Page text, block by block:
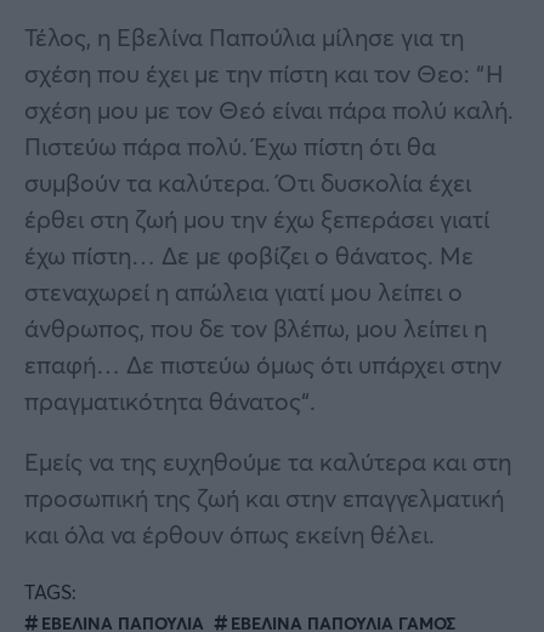
Τέλος, η Εβελίνα Παπούλια μίλησε για τη
σχέση που έχει με την πίστη και τον Θεο: “Η
σχέση μου με τον Θεό είναι πάρα πολύ καλή.
Πιστεύω πάρα πολύ. Έχω πίστη ότι θα
συμβούν τα καλύτερα. Ότι δυσκολία έχει
έρθει στη ζωή μου την έχω ξεπεράσει γιατί
έχω πίστη… Δε με φοβίζει ο θάνατος. Με
στεναχωρεί η απώλεια γιατί μου λείπει ο
άνθρωπος, που δε τον βλέπω, μου λείπει η
επαφή… Δε πιστεύω όμως ότι υπάρχει στην
πραγματικότητα θάνατος“.
Εμείς να της ευχηθούμε τα καλύτερα και στη
προσωπική της ζωή και στην επαγγελματική
και όλα να έρθουν όπως εκείνη θέλει.
TAGS:
ΕΒΕΛΙΝΑ ΠΑΠΟΥΛΙΑ
ΕΒΕΛΙΝΑ ΠΑΠΟΥΛΙΑ ΓΑΜΟΣ